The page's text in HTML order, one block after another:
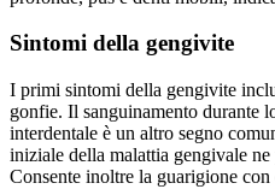
Sintomi della gengivite
I primi sintomi della gengivite
gonfie. Il sanguinamento durante
interdentale è un altro segno
iniziale della malattia gengivale
Consente inoltre la guarigione